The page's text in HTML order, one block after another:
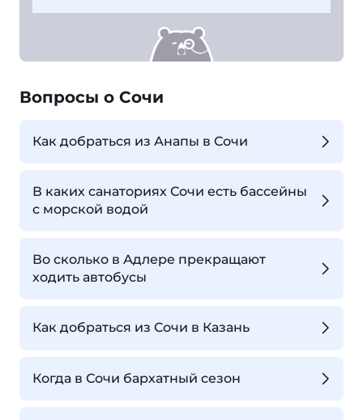
Вопросы о Сочи
Как добраться из Анапы в Сочи
В каких санаториях Сочи есть бассейны
с морской водой
Во сколько в Адлере прекращают
ходить автобусы
Как добраться из Сочи в Казань
Когда в Сочи бархатный сезон